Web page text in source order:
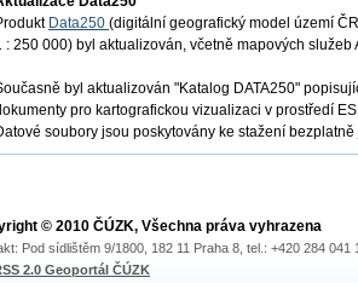
Data250 (digitální geografický model území
: 250 000) byl aktualizován, včetně mapových služeb
byl aktualizován "Katalog DATA250"
pro kartografickou vizualizaci v prostředí
soubory jsou poskytovány ke stažení
© 2010 ČÚZK, Všechna práva vyhrazena
Pod sídlištěm 9/1800, 182 11 Praha 8, tel.: +420 284 041
2.0 Geoportál ČÚZK